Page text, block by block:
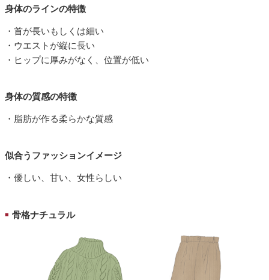
身体のラインの特徴
・首が長いもしくは細い
・ウエストが縦に長い
・ヒップに厚みがなく、位置が低い
身体の質感の特徴
・脂肪が作る柔らかな質感
似合うファッションイメージ
・優しい、甘い、女性らしい
■ 骨格ナチュラル